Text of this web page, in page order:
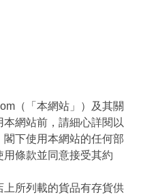
（「本網站」）及其關
網站前，請細心詳閱以
下使用本網站的任何部
條款並同意接受其約
所列載的貨品有存貨供